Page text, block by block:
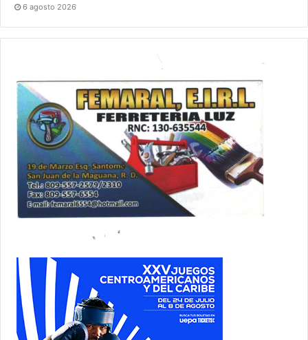
6 agosto 2026